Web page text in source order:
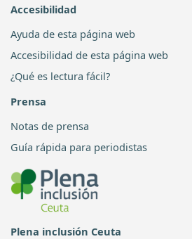
Accesibilidad
Ayuda de esta página web
Accesibilidad de esta página web
¿Qué es lectura fácil?
Prensa
Notas de prensa
Guía rápida para periodistas
Plena inclusión Ceuta